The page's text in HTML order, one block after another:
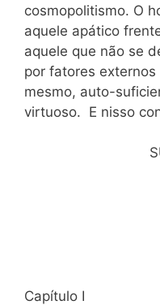
cosmopolitismo. O
aquele apático
aquele que não se
por fatores
mesmo, auto-
virtuoso. E nisso
Capítulo I